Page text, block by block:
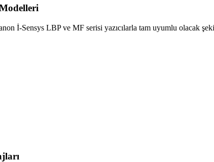
İ-Sensys LBP ve MF serisi yazıcılarla tam uyumlu olacak